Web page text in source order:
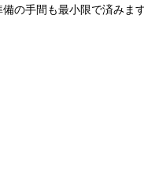
の手間も最小限で済みます